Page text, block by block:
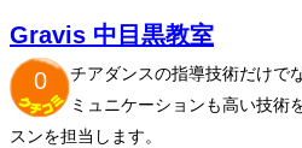
Gravis 中目黒教室
0
チアダンスの指導技術だけで
ミュニケーションも高い技術
スンを担当します。